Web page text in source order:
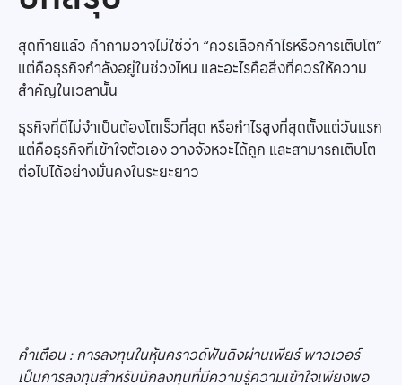
สุดท้ายแล้ว คำถามอาจไม่ใช่ว่า “ควรเลือกกำไรหรือการเติบโต”
แต่คือธุรกิจกำลังอยู่ในช่วงไหน และอะไรคือสิ่งที่ควรให้ความ
สำคัญในเวลานั้น
ธุรกิจที่ดีไม่จำเป็นต้องโตเร็วที่สุด หรือกำไรสูงที่สุดตั้งแต่วันแรก
แต่คือธุรกิจที่เข้าใจตัวเอง วางจังหวะได้ถูก และสามารถเติบโต
ต่อไปได้อย่างมั่นคงในระยะยาว
คำเตือน : การลงทุนในหุ้นคราวด์ฟันดิงผ่านเพียร์ พาวเวอร์
เป็นการลงทุนสำหรับนักลงทุนที่มีความรู้ความเข้าใจเพียงพอ